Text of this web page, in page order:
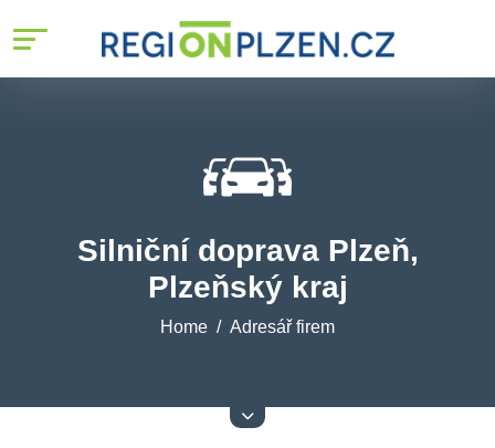
Silniční doprava Plzeň,
Plzeňský kraj
Home Adresář firem